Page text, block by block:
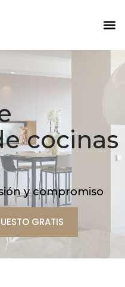
cocinas
y compromiso
GRATIS